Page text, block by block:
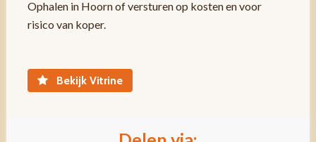
Ophalen in Hoorn of versturen op kosten en voor
risico van koper.
Bekijk Vitrine